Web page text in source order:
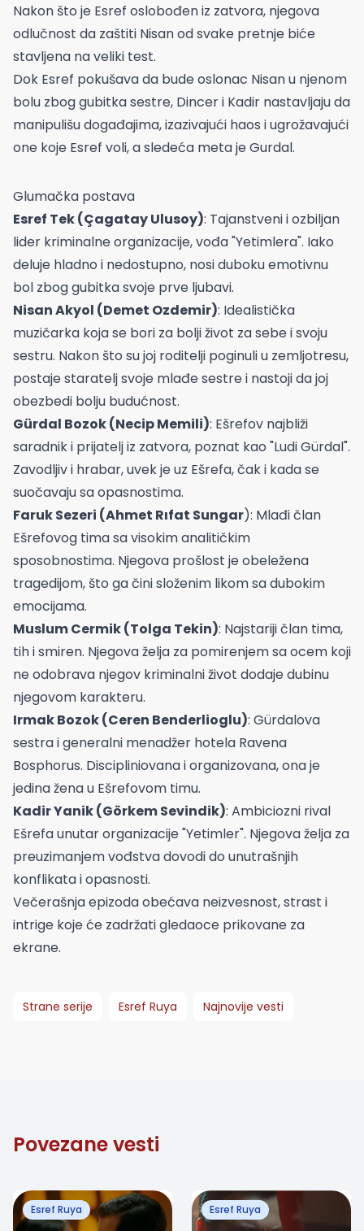
Nakon što je Esref oslobođen iz zatvora, njegova
odlučnost da zaštiti Nisan od svake pretnje biće
stavljena na veliki test.
Dok Esref pokušava da bude oslonac Nisan u njenom
bolu zbog gubitka sestre, Dincer i Kadir nastavljaju da
manipulišu događajima, izazivajući haos i ugrožavajući
one koje Esref voli, a sledeća meta je Gurdal.
Glumačka postava
Esref Tek (Çagatay Ulusoy): Tajanstveni i ozbiljan
lider kriminalne organizacije, vođa "Yetimlera". Iako
deluje hladno i nedostupno, nosi duboku emotivnu
bol zbog gubitka svoje prve ljubavi.
Nisan Akyol (Demet Ozdemir): Idealistička
muzičarka koja se bori za bolji život za sebe i svoju
sestru. Nakon što su joj roditelji poginuli u zemljotresu,
postaje staratelj svoje mlađe sestre i nastoji da joj
obezbedi bolju budućnost.
Gürdal Bozok (Necip Memili): Ešrefov najbliži
saradnik i prijatelj iz zatvora, poznat kao "Ludi Gürdal".
Zavodljiv i hrabar, uvek je uz Ešrefa, čak i kada se
suočavaju sa opasnostima.
Faruk Sezeri (Ahmet Rıfat Sungar): Mlađi član
Ešrefovog tima sa visokim analitičkim
sposobnostima. Njegova prošlost je obeležena
tragedijom, što ga čini složenim likom sa dubokim
emocijama.
Muslum Cermik (Tolga Tekin): Najstariji član tima,
tih i smiren. Njegova želja za pomirenjem sa ocem koji
ne odobrava njegov kriminalni život dodaje dubinu
njegovom karakteru.
Irmak Bozok (Ceren Benderlioglu): Gürdalova
sestra i generalni menadžer hotela Ravena
Bosphorus. Discipliniovana i organizovana, ona je
jedina žena u Ešrefovom timu.
Kadir Yanik (Görkem Sevindik): Ambiciozni rival
Ešrefa unutar organizacije "Yetimler". Njegova želja za
preuzimanjem vođstva dovodi do unutrašnjih
konflikata i opasnosti.
Večerašnja epizoda obećava neizvesnost, strast i
intrige koje će zadržati gledaoce prikovane za
ekrane.
Strane serije Esref Ruya Najnovije vesti
Povezane vesti
Esref Ruya Esref Ruya